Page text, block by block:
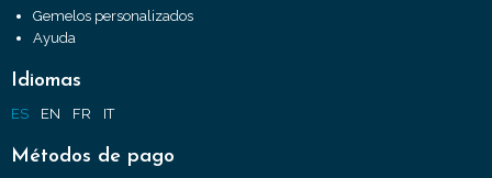
Gemelos personalizados
Ayuda
Idiomas
ES EN FR IT
Métodos de pago